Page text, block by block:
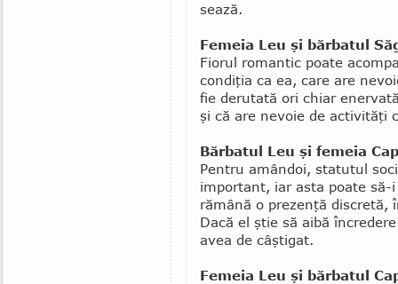
sează.
Femeia Leu şi bărbatul
Fiorul romantic poate
condiţia ca ea, care are
fie derutată ori chiar
şi că are nevoie de activităţi
Bărbatul Leu şi femeia
Pentru amândoi, statutul
important, iar asta poate să-
rămână o prezenţă discretă,
Dacă el ştie să aibă
avea de câştigat.
Femeia Leu şi bărbatul